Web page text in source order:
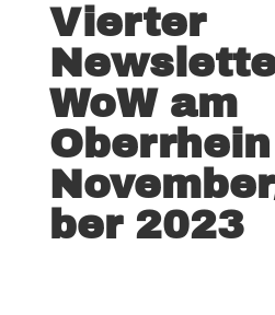
Vierter
WoW am
Oberrhein
ber 2023